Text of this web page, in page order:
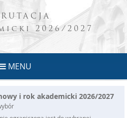
2026/2027
MENU
i rok akademicki 2026/2027